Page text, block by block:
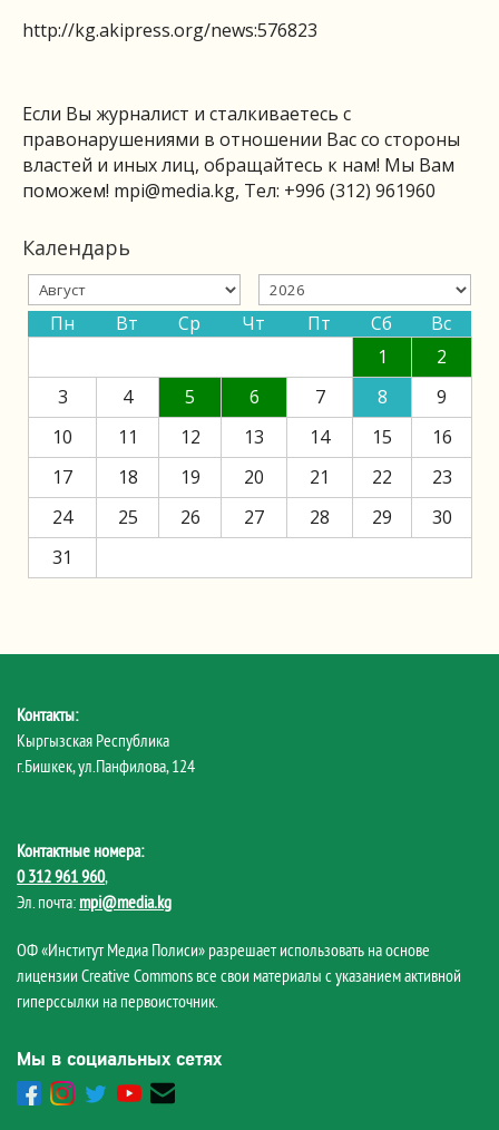
http://kg.akipress.org/news:576823
Если Вы журналист и сталкиваетесь с
правонарушениями в отношении Вас со стороны
властей и иных лиц, обращайтесь к нам! Мы Вам
поможем! mpi@media.kg, Тел: +996 (312) 961960
Календарь
Пн Вт Ср Чт Пт Сб
Вс
1
2
3
4 5 6 7 8
9
10
11 12 13 14 15
16
17
18 19 20 21 22
23
24
25 26 27 28 29
30
31
Контакты:
Кыргызская Республика
г.Бишкек, ул.Панфилова, 124
Контактные номера:
0 312 961 960,
Эл. почта: mpi@media.kg
ОФ «Институт Медиа Полиси» разрешает использовать на основе
лицензии Creative Commons все свои материалы с указанием активной
гиперссылки на первоисточник.
Мы в социальных сетях